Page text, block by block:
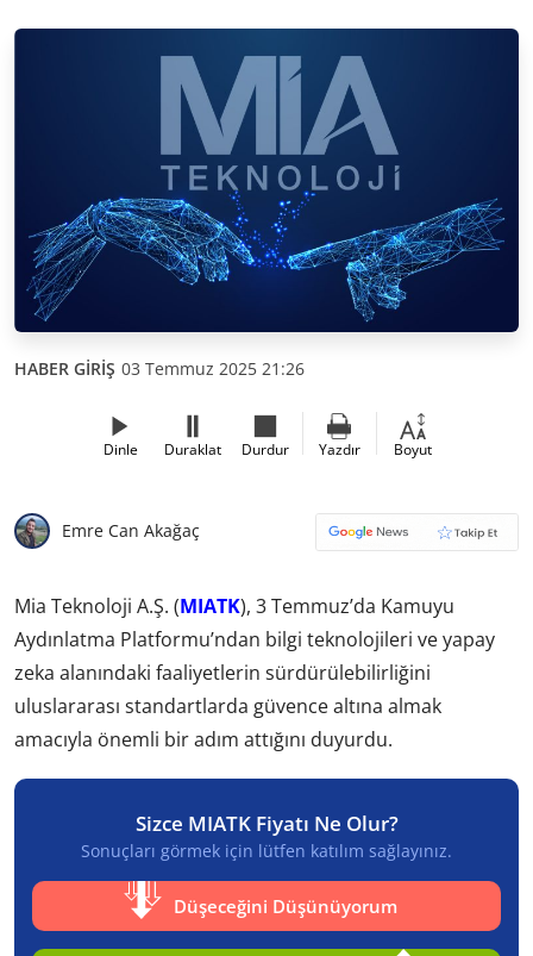
HABER GİRİŞ 03 Temmuz 2025 21:26
Dinle Duraklat Durdur Yazdır Boyut
Emre Can Akağaç
Mia Teknoloji A.Ş. (MIATK), 3 Temmuz’da Kamuyu
Aydınlatma Platformu’ndan bilgi teknolojileri ve yapay
zeka alanındaki faaliyetlerin sürdürülebilirliğini
uluslararası standartlarda güvence altına almak
amacıyla önemli bir adım attığını duyurdu.
Sizce MIATK Fiyatı Ne Olur?
Sonuçları görmek için lütfen katılım sağlayınız.
Düşeceğini Düşünüyorum